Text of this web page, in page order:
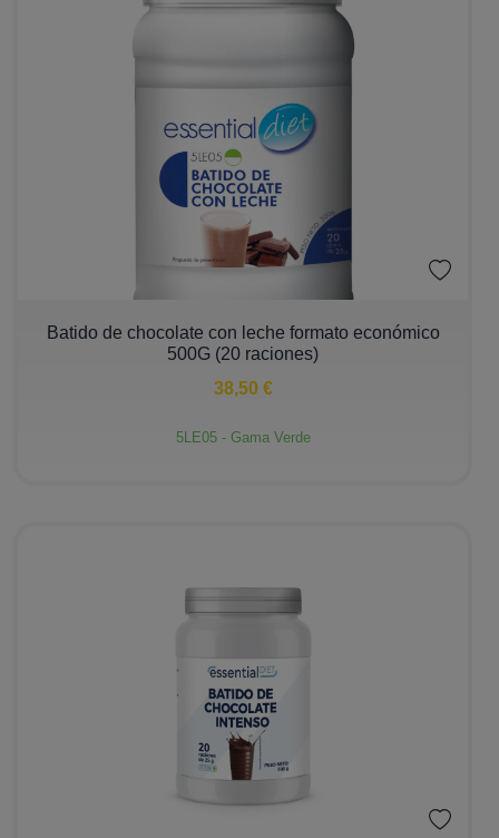
+
Batido de chocolate con leche formato económico
500G (20 raciones)
38,50 €
5LE05 - Gama Verde